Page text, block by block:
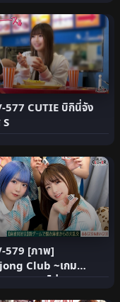
577 CUTIE บิกินี่จัง
579 [ภาพ]
Club ~เกม
แบบถอดไพ่